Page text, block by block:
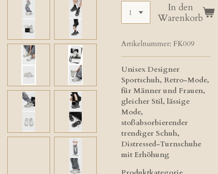
In den
Warenkorb
Artikelnummer: FK009
Unisex Designer
Sportschuh, Retro-Mode,
für Männer und Frauen,
gleicher Stil, lässige
Mode,
stoßabsorbierender
trendiger Schuh,
Distressed-Turnschuhe
mit Erhöhung